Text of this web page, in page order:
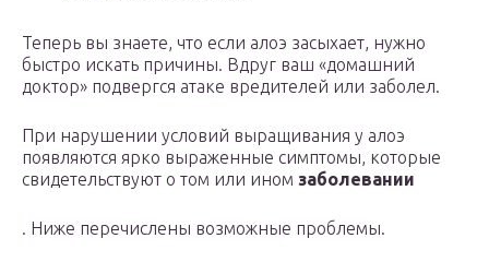
Теперь вы знаете, что если алоэ засыхает, нужно
быстро искать причины. Вдруг ваш «домашний
доктор» подвергся атаке вредителей или заболел.
При нарушении условий выращивания у алоэ
появляются ярко выраженные симптомы, которые
свидетельствуют о том или ином заболевании
. Ниже перечислены возможные проблемы.